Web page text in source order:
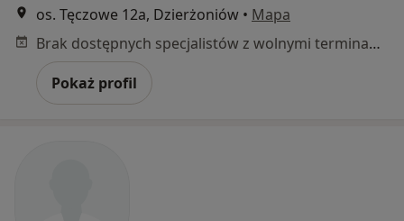
os. Tęczowe 12a, Dzierżoniów • Mapa
Brak dostępnych specjalistów z wolnymi terminami w tym centrum medycznym.
Pokaż profil